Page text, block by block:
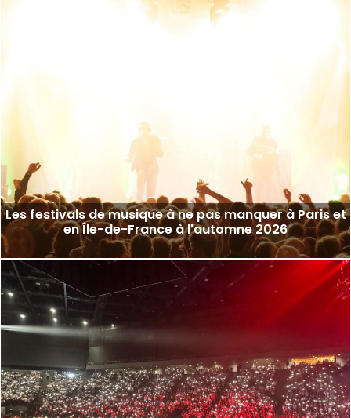
Les festivals de musique à ne pas manquer à Paris et
en Île-de-France à l'automne 2026